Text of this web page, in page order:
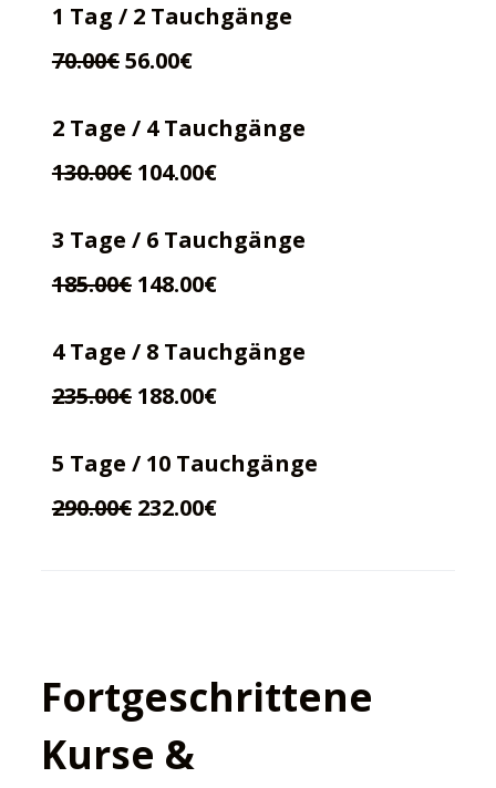
1 Tag / 2 Tauchgänge
70.00€56.00€
2 Tage / 4 Tauchgänge
130.00€104.00€
3 Tage / 6 Tauchgänge
185.00€148.00€
4 Tage / 8 Tauchgänge
235.00€188.00€
5 Tage / 10 Tauchgänge
290.00€232.00€
Fortgeschrittene
Kurse &